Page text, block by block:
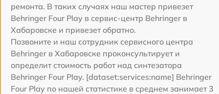
ремонта. В таких случаях наш мастер привезет
Behringer Four Play в сервис-центр Behringer в
Хабаровске и привезет обратно.
Позвоните и наш сотрудник сервисного центра
Behringer в Хабаровске проконсультирует и
определит стоимость работ над синтезатора
Behringer Four Play. [dataset:services:name] Behringer
Four Play по нашей статистике в среднем занимает 3